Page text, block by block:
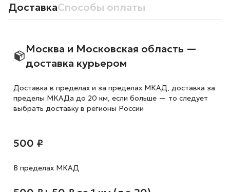
ДоставкаСпособы оплаты
Москва и Московская область —
доставка курьером
Доставка в пределах и за пределах МКАД, доставка за
пределы МКАДа до 20 км, если больше — то следует
выбрать доставку в регионы России
500 ₽
В пределах МКАД